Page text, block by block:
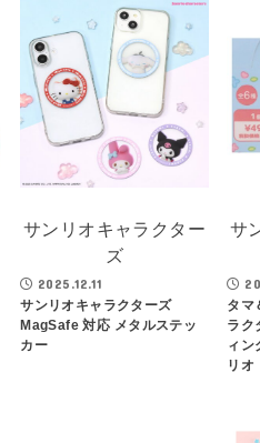
サンリオキャラクター
ズ
2025.12.11
サンリオキャラクターズ
MagSafe 対応 メタルステッ
カー
サ
タマ
ラク
ィン
リオ